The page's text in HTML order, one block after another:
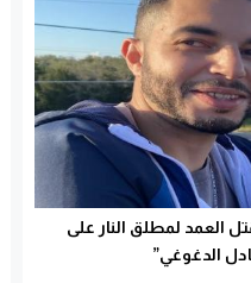
العمد لمطلق النار على
الدغوغي”